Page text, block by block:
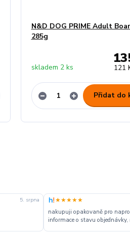
N&D DOG PRIME Adult
285g
121
skladem 2 ks
Přidat do
5. srpna ★★★★★
nakupuji opakovaně pro
informace o stavu